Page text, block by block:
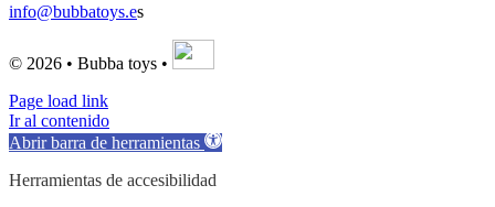
info@bubbatoys.es
© 2026 • Bubba toys •
Page load link
Ir al contenido
Abrir barra de herramientas
Herramientas de accesibilidad